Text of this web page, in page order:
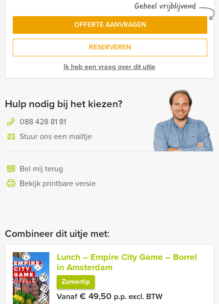
Geheel vrijblijvend
OFFERTE AANVRAGEN
RESERVEREN
Ik heb een vraag over dit uitje
Hulp nodig bij het kiezen?
088 428 81 81
Stuur ons een mailtje
Bel mij terug
Bekijk printbare versie
Combineer dit uitje met:
Lunch – Empire City Game – Borrel
in Amsterdam
Zomertip
Vanaf€ 49,50 p.p. excl. BTW